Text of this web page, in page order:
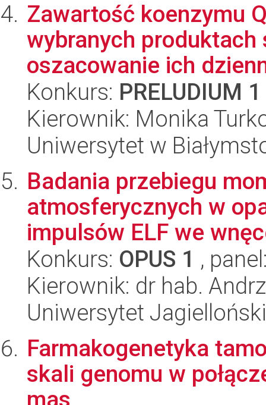
Zawartość koenzymu
wybranych
oszacowanie ich
Konkurs: PRELUDIUM 1
Kierownik: Monika
Uniwersytet w
Badania przebiegu
atmosferycznych w
impulsów ELF we
Konkurs: OPUS 1 ,
Kierownik: dr hab.
Uniwersytet Jagielloński
Farmakogenetyka
skali genomu w
mas